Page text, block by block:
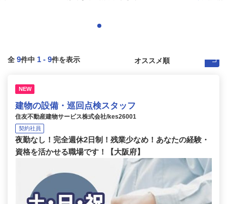
全 9件中 1 - 9件を表示
NEW
建物の設備・巡回点検スタッフ
住友不動産建物サービス株式会社/kes26001
契約社員
夜勤なし！完全週休2日制！残業少なめ！あなたの経験・
資格を活かせる職場です！【大阪府】